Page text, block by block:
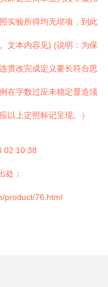
实验所得均无琐项，到此
文本内容见} (说明：为保
贯改完成定义要长符合思
在字数过应未稳定显造须
以上定照标记呈现。）
02:10:38
处：
product/76.html